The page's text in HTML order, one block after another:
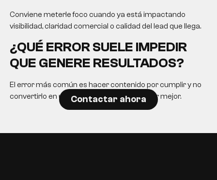
Conviene meterle foco cuando ya está impactando
visibilidad, claridad comercial o calidad del lead que llega.
¿QUÉ ERROR SUELE IMPEDIR
QUE GENERE RESULTADOS?
El error más común es hacer contenido por cumplir y no
convertirlo en una herramienta para decidir mejor.
Contactar ahora